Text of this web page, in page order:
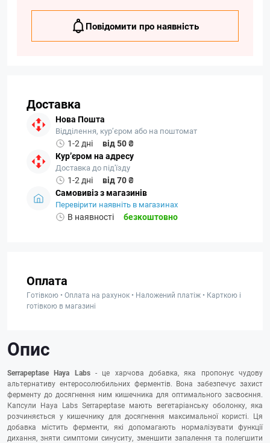
Повідомити про наявність
Доставка
Нова Пошта
Відділення, кур’єром або на поштомат
1-2 дні
від 50 ₴
Кур’єром на адресу
Доставка до під'їзду
1-2 дні
від 70 ₴
Самовивіз з магазинів
Перевірити наявніть в магазинах
В наявності безкоштовно
Оплата
Готівкою • Оплата на рахунок • Наложений платіж • Карткою і
готівкою в магазині
Опис
Serrapeptase Haya Labs- це харчова добавка, яка пропонує чудову
альтернативу ентеросолюбильних ферментів. Вона забезпечує захист
ферменту до досягнення ним кишечника для оптимального засвоєння.
Капсули Haya Labs Serrapeptase мають вегетаріанську оболонку, яка
розчиняється у кишечнику для досягнення максимальної користі. Ця
добавка містить ферменти, які допомагають нормалізувати функції
дихання, зняти симптоми синуситу, зменшити запалення та полегшити